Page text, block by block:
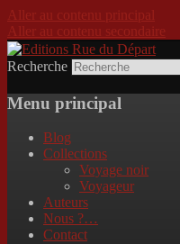
Aller au contenu principal
Aller au contenu secondaire
Editions Rue
Incitation au
poème.
Recherche
Menu principal
Blog
Collections
Voyage noir
Voyageur
Auteurs
Nous ?…
Contact